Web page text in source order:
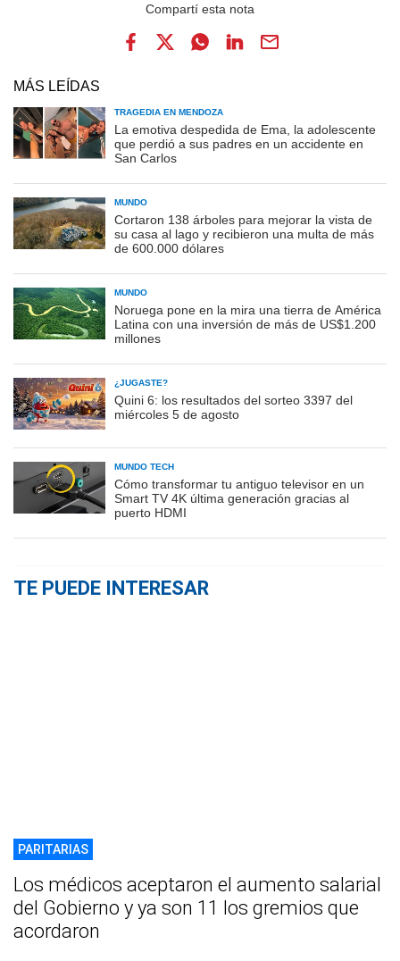
MÁS LEÍDAS
TRAGEDIA EN MENDOZA
La emotiva despedida de Ema, la adolescente
que perdió a sus padres en un accidente en
San Carlos
MUNDO
Cortaron 138 árboles para mejorar la vista de
su casa al lago y recibieron una multa de más
de 600.000 dólares
MUNDO
Noruega pone en la mira una tierra de América
Latina con una inversión de más de US$1.200
millones
¿JUGASTE?
Quini 6: los resultados del sorteo 3397 del
miércoles 5 de agosto
MUNDO TECH
Cómo transformar tu antiguo televisor en un
Smart TV 4K última generación gracias al
puerto HDMI
TE PUEDE INTERESAR
PARITARIAS
Los médicos aceptaron el aumento salarial
del Gobierno y ya son 11 los gremios que
acordaron